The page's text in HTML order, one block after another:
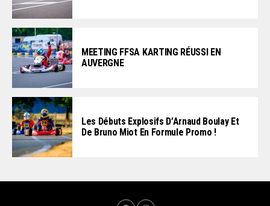
MEETING FFSA KARTING RÉUSSI EN
AUVERGNE
Les Débuts Explosifs D’Arnaud Boulay Et
De Bruno Miot En Formule Promo !